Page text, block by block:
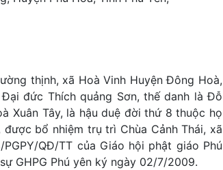
thịnh, xã Hoà Vinh Huyện Đông Hoà,
đức Thích quảng Sơn, thế danh là Đỗ
Xuân Tây, là hậu duệ đời thứ 8 thuộc họ
bổ nhiệm trụ trì Chùa Cảnh Thái, xã
QĐ/TT của Giáo hội phật giáo Phú
GHPG Phú yên ký ngày 02/7/2009.